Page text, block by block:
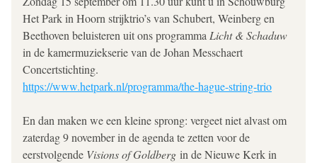
Het Park in Hoorn strijktrio’s van Schubert, Weinberg en
Beethoven beluisteren uit ons programma Licht & Schaduw
in de kamermuziekserie van de Johan Messchaert
Concertstichting.
https://www.hetpark.nl/programma/the-hague-string-trio
En dan maken we een kleine sprong: vergeet niet alvast om
zaterdag 9 november in de agenda te zetten voor de
eerstvolgende Visions of Goldberg in de Nieuwe Kerk in